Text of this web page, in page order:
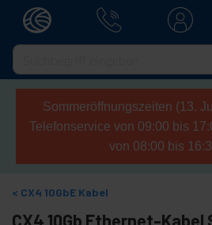
Sommeröffnungszeiten (13.
Telefonservice von 09:00 bis
von 08:00 bis
CX4 10GbE Kabel
CX4 10Gb Ethernet-Kabel